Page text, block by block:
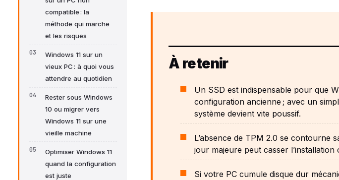
compatible : la
méthode qui marche
et les risques
Windows 11 sur un
vieux PC : à quoi vous
attendre au quotidien
Rester sous Windows
10 ou migrer vers
Windows 11 sur une
vieille machine
Optimiser Windows 11
quand la configuration
est juste
À retenir
Un SSD est indispensable pour que
configuration ancienne ; avec un
système devient vite poussif.
L’absence de TPM 2.0 se contourne
jour majeure peut casser
Si votre PC cumule disque dur